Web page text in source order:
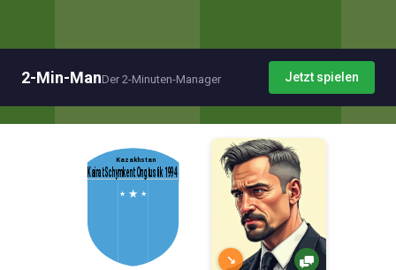
2-Min-ManDer 2-Minuten-Manager Jetzt spielen
↘